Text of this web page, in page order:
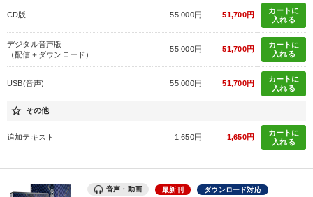
CD版 55,000円 51,700円
カートに
入れる
デジタル音声版
（配信＋ダウンロード）
55,000円 51,700円
カートに
入れる
USB(音声) 55,000円 51,700円
カートに
入れる
star_border その他
追加テキスト 1,650円 1,650円
カートに
入れる
音声・動画 最新刊 ダウンロード対応